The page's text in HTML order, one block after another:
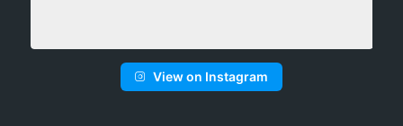
View on Instagram